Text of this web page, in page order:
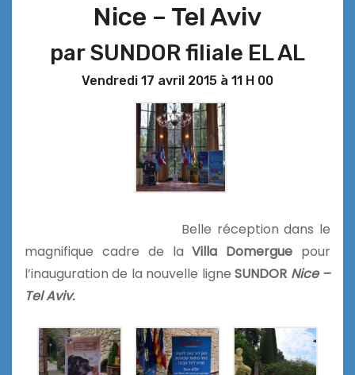
Nice – Tel Aviv
par SUNDOR filiale EL AL
Vendredi 17 avril 2015 à 11 H 00
Belle réception dans le
magnifique cadre de laVilla Domergue pour
l’inauguration de la nouvelle ligneSUNDOR Nice –
Tel Aviv.